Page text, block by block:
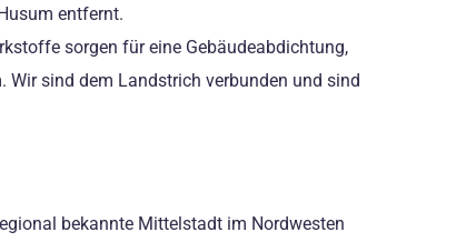
entfernt.
sorgen für eine Gebäudeabdichtung,
Wir sind dem Landstrich verbunden und sind
bekannte Mittelstadt im Nordwesten